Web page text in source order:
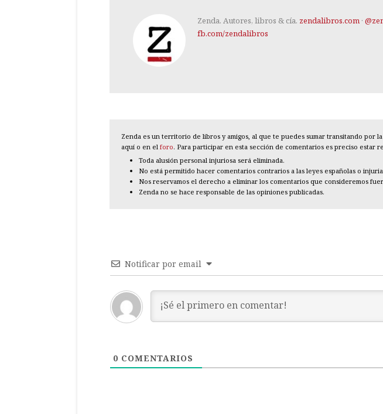
Zenda. Autores, libros & cía. zendalibros.com ·
fb.com/zendalibros
Zenda es un territorio de libros y amigos, al que te puedes sumar transitando por
aquí o en el foro. Para participar en esta sección de comentarios es preciso estar
Toda alusión personal injuriosa será eliminada.
No está permitido hacer comentarios contrarios a las leyes españolas o
Nos reservamos el derecho a eliminar los comentarios que consideremos
Zenda no se hace responsable de las opiniones publicadas.
Notificar por email
0 COMENTARIOS